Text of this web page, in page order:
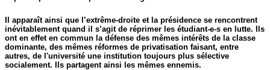
Il apparaît ainsi que l’extrême-droite et la présidence se rencontrent
inévitablement quand il s’agit de réprimer les étudiant-e-s en lutte. Ils
ont en effet en commun la défense des mêmes intérêts de la classe
dominante, des mêmes réformes de privatisation faisant, entre
autres, de l'université une institution toujours plus sélective
socialement. Ils partagent ainsi les mêmes ennemis.